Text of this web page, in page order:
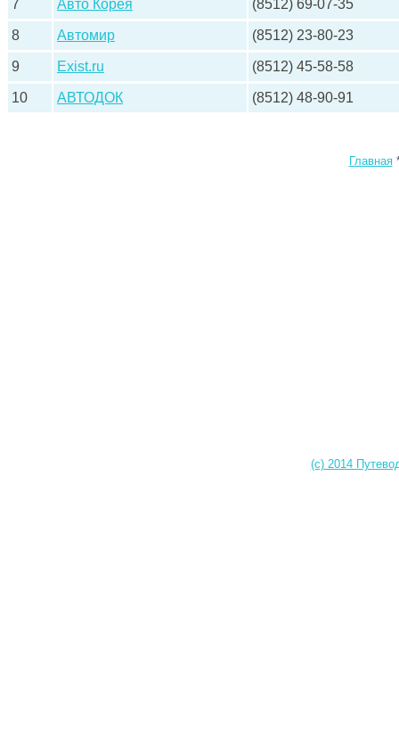
7 Авто Корея (8512) 69-07-35
8 Автомир (8512) 23-80-23
9 Exist.ru (8512) 45-58-58
10 АВТОДОК (8512) 48-90-91
Главная
(c) 2014